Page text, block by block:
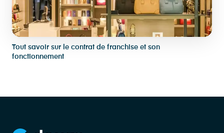
Tout savoir sur le contrat de franchise et son
fonctionnement